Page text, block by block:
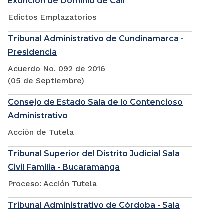
Edictos Emplazatorios
Tribunal Administrativo de Cundinamarca -
Presidencia
Acuerdo No. 092 de 2016
(05 de Septiembre)
Consejo de Estado Sala de lo Contencioso
Administrativo
Acción de Tutela
Tribunal Superior del Distrito Judicial Sala
Civil Familia - Bucaramanga
Proceso: Acción Tutela
Tribunal Administrativo de Córdoba - Sala